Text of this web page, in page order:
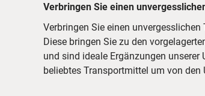
Verbringen Sie einen
Verbringen Sie einen
Diese bringen Sie zu den
und sind ideale Ergänzungen unserer
beliebtes Transportmittel um von den